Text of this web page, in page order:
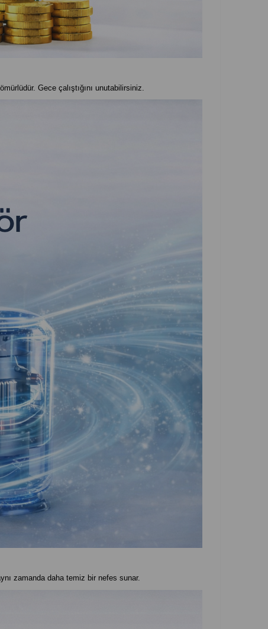
Gece çalıştığını unutabilirsiniz.
zamanda daha temiz bir nefes sunar.